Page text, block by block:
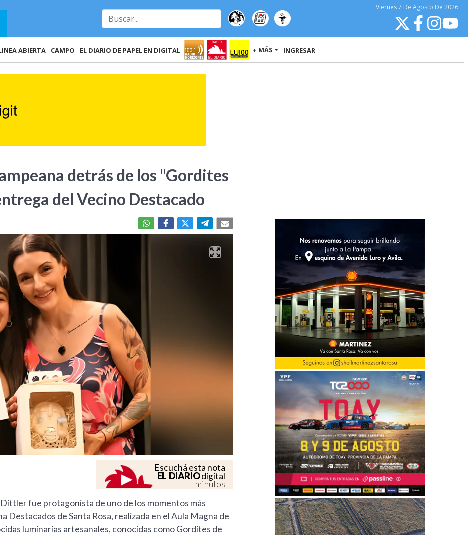
Viernes7 De Agosto De 2026
ABIERTA CAMPO EL DIARIO DE PAPEL EN DIGITAL + MÁS INGRESAR
detrás de los "Gordites
del Vecino Destacado
Escuchá esta nota
EL DIARIOdigital
minutos
fue protagonista de uno de los momentos más
Destacados de Santa Rosa, realizada en el Aula Magna de
luminarias artesanales, conocidas como Gordites de